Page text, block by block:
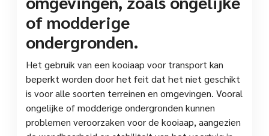
of modderige
ondergronden.
Het gebruik van een kooiaap voor transport kan
beperkt worden door het feit dat het niet geschikt
is voor alle soorten terreinen en omgevingen. Vooral
ongelijke of modderige ondergronden kunnen
problemen veroorzaken voor de kooiaap, aangezien